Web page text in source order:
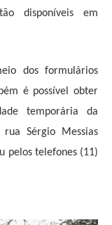
disponíveis em
dos formulários
é possível obter
temporária da
rua Sérgio Messias
pelos telefones (11)